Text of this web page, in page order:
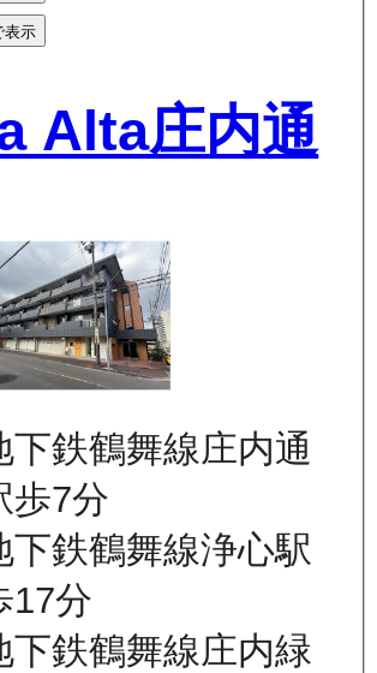
表示
Alta庄内通
下鉄鶴舞線庄内通
歩7分
下鉄鶴舞線浄心駅
17分
下鉄鶴舞線庄内緑